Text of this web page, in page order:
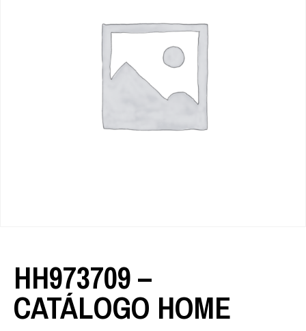
HH973709 –
CATÁLOGO HOME